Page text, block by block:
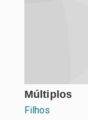
Múltiplos
Filhos